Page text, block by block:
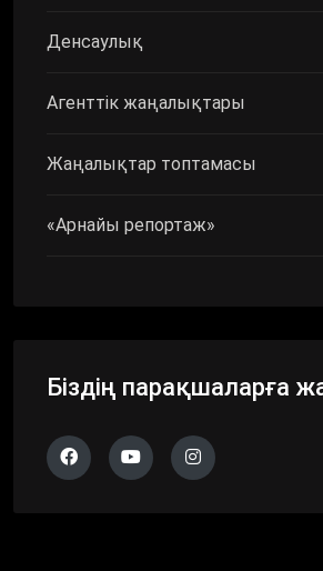
Денсаулық
Агенттік жаңалықтары
Жаңалықтар топтамасы
«Арнайы репортаж»
Біздің парақшаларға